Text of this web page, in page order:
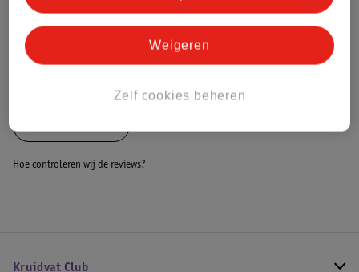
Bestel & Bezorginformatie
Hoe controleren wij de reviews?
Kruidvat Club
Zelf cookies beheren
Weigeren